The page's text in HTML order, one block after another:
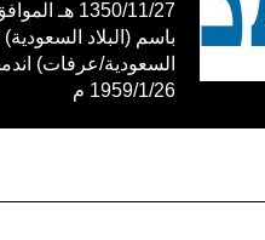
1959/1/26 م